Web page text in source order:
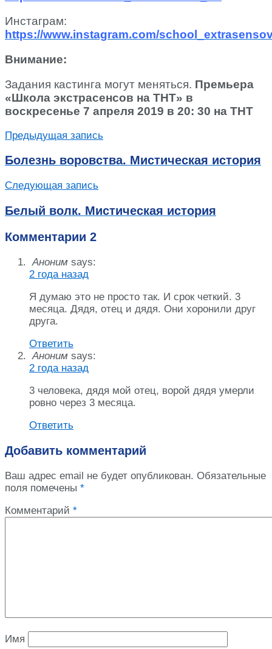
Инстаграм:
https://www.instagram.com/
Внимание:
Задания кастинга могут меняться. Премьера
«Школа экстрасенсов на ТНТ» в
воскресенье 7 апреля 2019 в 20: 30 на ТНТ
Предыдущая запись
Болезнь воровства. Мистическая история
Следующая запись
Белый волк. Мистическая история
Комментарии 2
Аноним says:
2 года назад
Я думаю это не просто так. И срок четкий. 3
месяца. Дядя, отец и дядя. Они хоронили друг
друга.
Ответить
Аноним says:
2 года назад
3 человека, дядя мой отец, ворой дядя умерли
ровно через 3 месяца.
Ответить
Добавить комментарий
Ваш адрес email не будет опубликован. Обязательные
поля помечены *
Комментарий *
Имя